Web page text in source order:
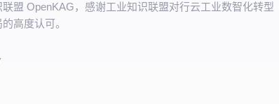
盟 OpenKAG，感谢工业知识联盟对行云工业数智化转型
高度认可。